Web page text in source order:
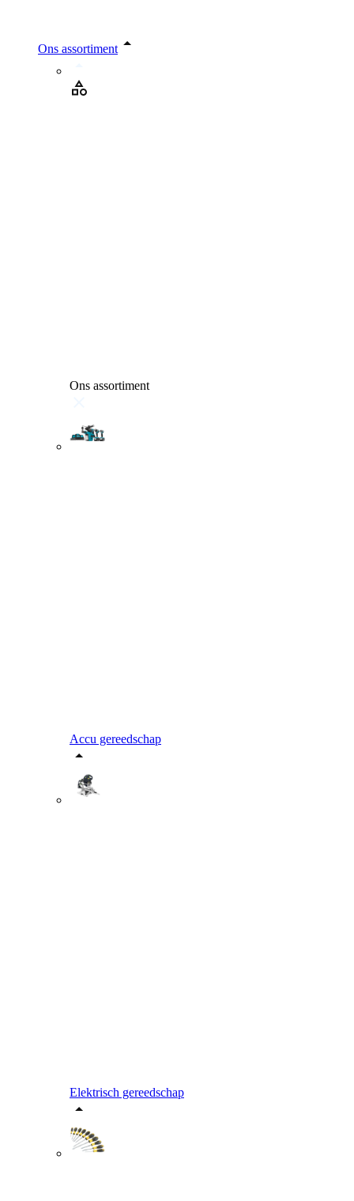
Ons assortiment
Ons assortiment
Accu gereedschap
Elektrisch gereedschap